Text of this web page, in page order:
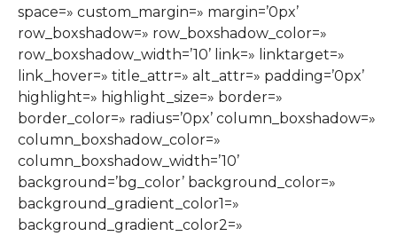
space=» custom_margin=» margin=’0px’
row_boxshadow=» row_boxshadow_color=»
row_boxshadow_width=’10’ link=» linktarget=»
link_hover=» title_attr=» alt_attr=» padding=’0px’
highlight=» highlight_size=» border=»
border_color=» radius=’0px’ column_boxshadow=»
column_boxshadow_color=»
column_boxshadow_width=’10’
background=’bg_color’ background_color=»
background_gradient_color1=»
background_gradient_color2=»